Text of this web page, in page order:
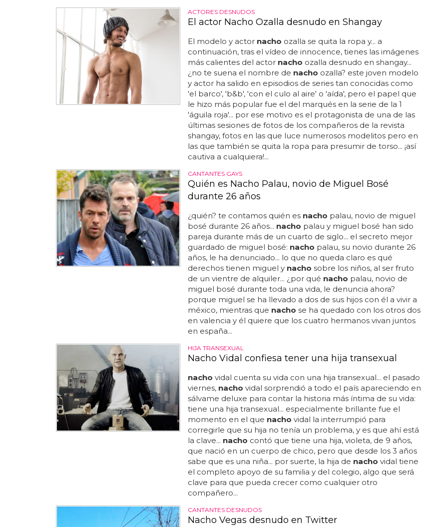
ACTORES DESNUDOS
El actor Nacho Ozalla desnudo en Shangay
El modelo y actor nacho ozalla se quita la ropa y... a
continuación, tras el vídeo de innocence, tienes las imágenes
más calientes del actor nacho ozalla desnudo en shangay...
¿no te suena el nombre de nacho ozalla? este joven modelo
y actor ha salido en episodios de series tan conocidas como
'el barco', 'b&b', 'con el culo al aire' o 'aída', pero el papel que
le hizo más popular fue el del marqués en la serie de la 1
'águila roja'... por ese motivo es el protagonista de una de las
últimas sesiones de fotos de los compañeros de la revista
shangay, fotos en las que luce numerosos modelitos pero en
las que también se quita la ropa para presumir de torso... ¡así
cautiva a cualquiera!...
CANTANTES GAYS
Quién es Nacho Palau, novio de Miguel Bosé
durante 26 años
¿quién? te contamos quién es nacho palau, novio de miguel
bosé durante 26 años... nacho palau y miguel bosé han sido
pareja durante más de un cuarto de siglo... el secreto mejor
guardado de miguel bosé: nacho palau, su novio durante 26
años, le ha denunciado... lo que no queda claro es qué
derechos tienen miguel y nacho sobre los niños, al ser fruto
de un vientre de alquiler... ¿por qué nacho palau, novio de
miguel bosé durante toda una vida, le denuncia ahora?
porque miguel se ha llevado a dos de sus hijos con él a vivir a
méxico, mientras que nacho se ha quedado con los otros dos
en valencia y él quiere que los cuatro hermanos vivan juntos
en españa...
HIJA TRANSEXUAL
Nacho Vidal confiesa tener una hija transexual
nacho vidal cuenta su vida con una hija transexual... el pasado
viernes, nacho vidal sorprendió a todo el país apareciendo en
sálvame deluxe para contar la historia más íntima de su vida:
tiene una hija transexual... especialmente brillante fue el
momento en el que nacho vidal la interrumpió para
corregirle que su hija no tenía un problema, y es que ahí está
la clave... nacho contó que tiene una hija, violeta, de 9 años,
que nació en un cuerpo de chico, pero que desde los 3 años
sabe que es una niña... por suerte, la hija de nacho vidal tiene
el completo apoyo de su familia y del colegio, algo que será
clave para que pueda crecer como cualquier otro
compañero...
CANTANTES DESNUDOS
Nacho Vegas desnudo en Twitter